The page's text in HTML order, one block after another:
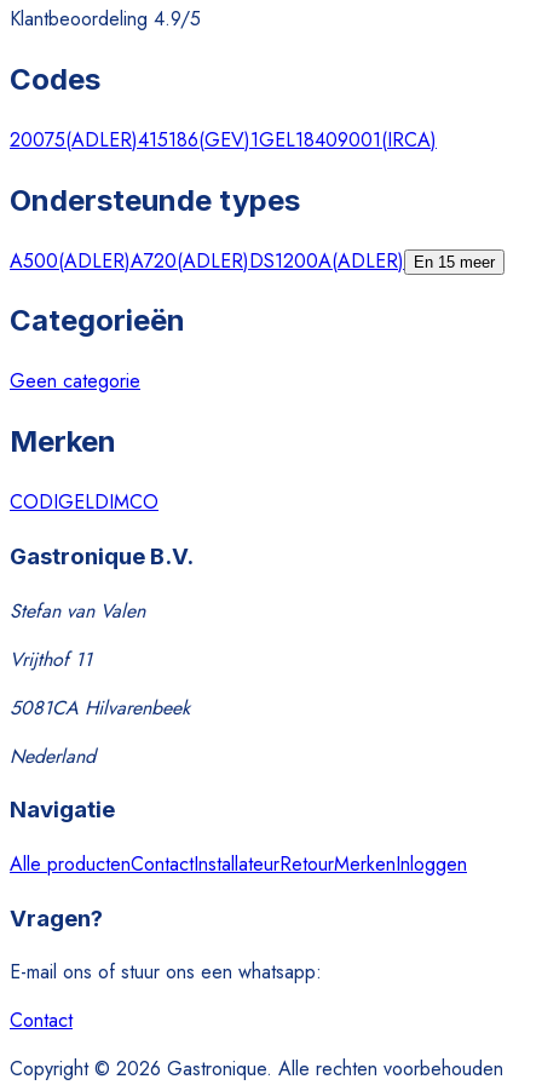
Klantbeoordeling 4.9/5
Codes
20075(ADLER)415186(GEV)1GEL18409001(IRCA)
Ondersteunde types
A500(ADLER)A720(ADLER)DS1200A(ADLER) En 15 meer
Categorieën
Geen categorie
Merken
CODIGELDIMCO
Gastronique B.V.
Stefan van Valen
Vrijthof 11
5081CA Hilvarenbeek
Nederland
Navigatie
Alle productenContactInstallateurRetourMerkenInloggen
Vragen?
E-mail ons of stuur ons een whatsapp:
Contact
Copyright © 2026 Gastronique. Alle rechten voorbehouden